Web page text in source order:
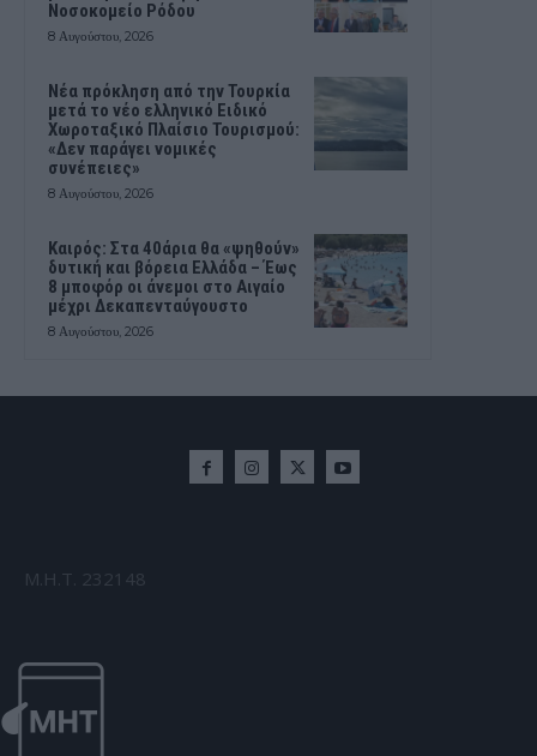
Νοσοκομείο Ρόδου
8 Αυγούστου, 2026
Νέα πρόκληση από την Τουρκία
μετά το νέο ελληνικό Ειδικό
Χωροταξικό Πλαίσιο Τουρισμού:
«Δεν παράγει νομικές
συνέπειες»
8 Αυγούστου, 2026
Καιρός: Στα 40άρια θα «ψηθούν»
δυτική και βόρεια Ελλάδα – Έως
8 μποφόρ οι άνεμοι στο Αιγαίο
μέχρι Δεκαπενταύγουστο
8 Αυγούστου, 2026
Μ.Η.Τ. 232148